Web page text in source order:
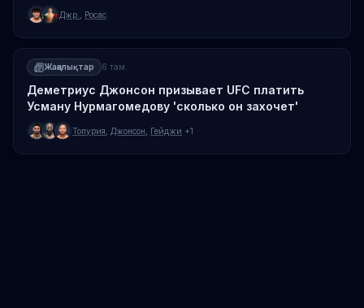
Джр. Росас
Жаңалықтар 6 там.
Деметриус Джонсон призывает UFC платить
Усману Нурмагомедову 'сколько он захочет'
Топурия Джонсон Гейджи +1